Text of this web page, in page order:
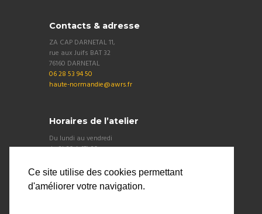
Ce site utilise des cookies permettant
d'améliorer votre navigation.
Contacts & adresse
ZA CAP DARNETAL 11,
rue aux Juifs BAT 32
76160 DARNETAL
06 28 53 94 50
haute-normandie@awrs.fr
Horaires de l’atelier
Du lundi au vendredi
de 8h30 à 17h30